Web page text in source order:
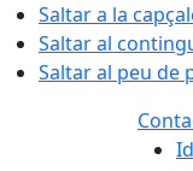
Saltar a la
Saltar al
Saltar al peu de